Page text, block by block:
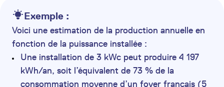
Exemple :
Voici une estimation de la production annuelle en
fonction de la puissance installée :
Une installation de 3 kWc peut produire 4 197
kWh/an, soit l’équivalent de 73 % de la
consommation moyenne d’un foyer français (5